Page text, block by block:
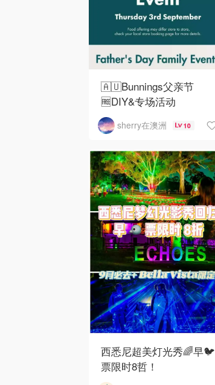
🇦🇺Bunnings父亲节
🆓DIY&专场活动
sherry在澳洲 10
西悉尼超美灯光秀🌈早🐦
票限时8哲！